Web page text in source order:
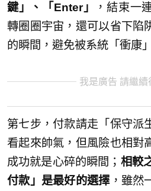
鍵」、「Enter」
，結束一
轉圈圈宇宙，還可以省下陷
的瞬間，避免被系統「衝康
我是廣告 請繼續
第七步，付款請走「保守派
看起來帥氣，但風險也相對
成功就是心碎的瞬間； 相較
付款」是最好的選擇，雖然